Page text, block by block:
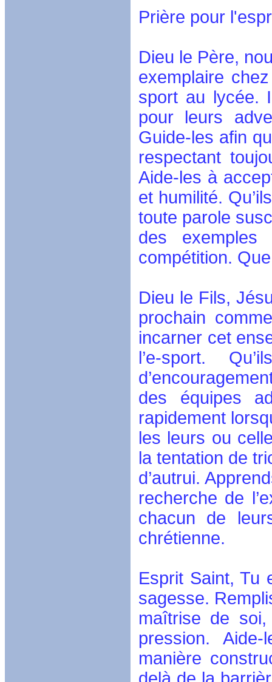
Prière pour
Dieu le Père,
exemplaire
sport au lycée.
pour leurs
Guide-les afin
respectant
Aide-les à
et humilité.
toute parole
des
compétition.
Dieu le Fils,
prochain
incarner cet
l’e-sport.
des équipes
rapidement
les leurs ou
la tentation de
d’autrui.
recherche de
chacun de
chrétienne.
Esprit Saint, Tu
sagesse.
maîtrise de
pression.
manière